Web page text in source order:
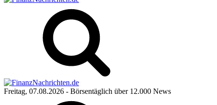
Freitag, 07.08.2026 - Börsentäglich über 12.000 News